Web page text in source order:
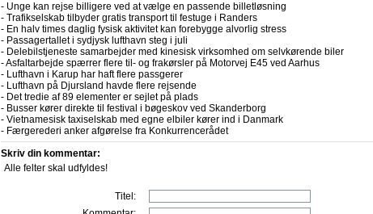
- Unge kan rejse billigere ved at vælge en passende billetløsning
- Trafikselskab tilbyder gratis transport til festuge i Randers
- En halv times daglig fysisk aktivitet kan forebygge alvorlig stress
- Passagertallet i sydjysk lufthavn steg i juli
- Delebilstjeneste samarbejder med kinesisk virksomhed om selvkørende biler
-Asfaltarbejde spærrer flere til- og frakørsler på Motorvej E45 ved Aarhus
- Lufthavn i Karup har haft flere passgerer
- Lufthavn på Djursland havde flere rejsende
- Det tredie af 89 elementer er sejlet på plads
- Busser kører direkte til festival i bøgeskov ved Skanderborg
- Vietnamesisk taxiselskab med egne elbiler kører ind i Danmark
- Færgerederi anker afgørelse fra Konkurrencerådet
Skriv din kommentar:
Alle felter skal udfyldes!
Titel: